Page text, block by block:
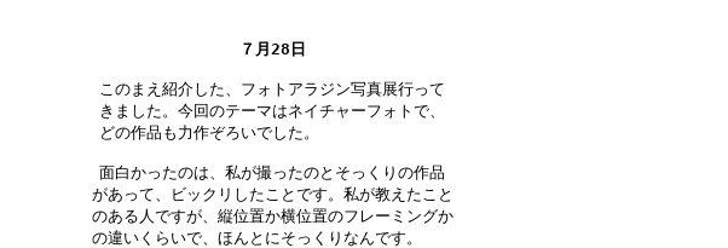
７月28日
このまえ紹介した、フォトアラジン写真展行って
きました。今回のテーマはネイチャーフォトで、
どの作品も力作ぞろいでした。
面白かったのは、私が撮ったのとそっくりの作品
があって、ビックリしたことです。私が教えたこと
のある人ですが、縦位置か横位置のフレーミングか
の違いくらいで、ほんとにそっくりなんです。